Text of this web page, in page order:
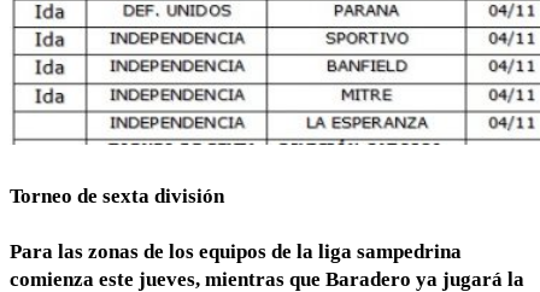
Torneo de sexta división
Para las zonas de los equipos de la liga sampedrina
comienza este jueves, mientras que Baradero ya jugará la